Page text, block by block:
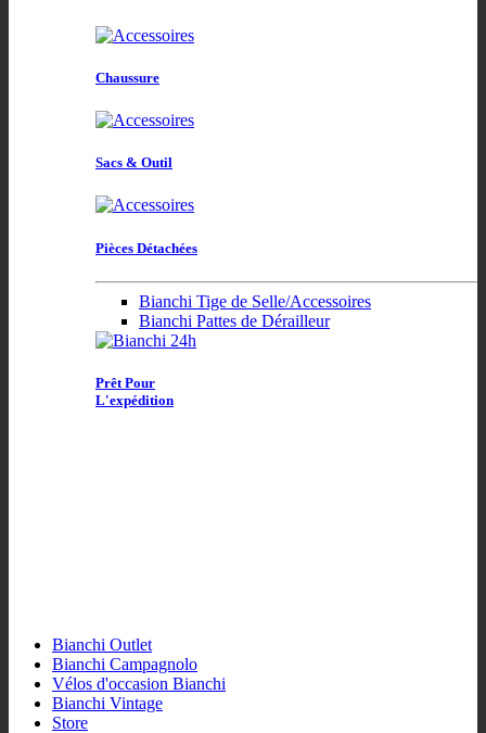
Chaussure
Sacs & Outil
Pièces Détachées
Bianchi Tige de Selle/Accessoires
Bianchi Pattes de Dérailleur
Prêt Pour
L'expédition
Bianchi Outlet
Bianchi Campagnolo
Vélos d'occasion Bianchi
Bianchi Vintage
Store